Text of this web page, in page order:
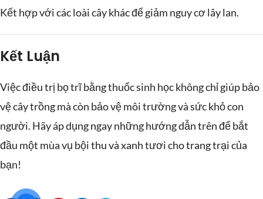
Kết hợp với các loài cây khác để giảm nguy cơ lây lan.
Kết Luận
Việc điều trị bọ trĩ bằng thuốc sinh học không chỉ giúp bảo
vệ cây trồng mà còn bảo vệ môi trường và sức khỏ con
người. Hãy áp dụng ngay những hướng dẫn trên để bắt
đầu một mùa vụ bội thu và xanh tươi cho trang trại của
bạn!